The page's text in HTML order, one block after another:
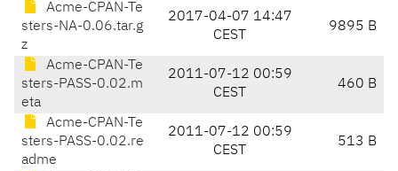
Acme-CPAN-Te
sters-NA-0.06.tar.g
z
2017-04-07 14:47
CEST
9895 B
Acme-CPAN-Te
sters-PASS-0.02.m
eta
2011-07-12 00:59
CEST
460 B
Acme-CPAN-Te
sters-PASS-0.02.re
adme
2011-07-12 00:59
CEST
513 B